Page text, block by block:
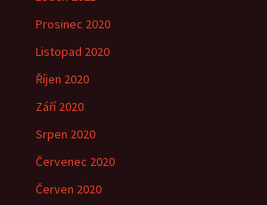
Prosinec 2020
Listopad 2020
Říjen 2020
Září 2020
Srpen 2020
Červenec 2020
Červen 2020